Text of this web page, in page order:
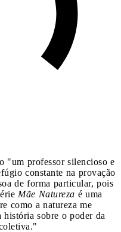
"um professor silencioso e
constante na provação
de forma particular, pois
Mãe Natureza é uma
como a natureza me
história sobre o poder da